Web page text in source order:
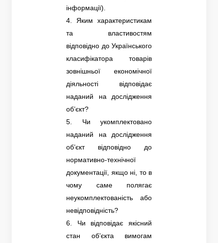
інформації).
4. Яким характеристикам
та властивостям
відповідно до Українського
класифікатора товарів
зовнішньої економічної
діяльності відповідає
наданий на дослідження
об’єкт?
5. Чи укомплектовано
наданий на дослідження
об’єкт відповідно до
нормативно-технічної
документації, якщо ні, то в
чому саме полягає
неукомплектованість або
невідповідність?
6. Чи відповідає якісний
стан об’єкта вимогам